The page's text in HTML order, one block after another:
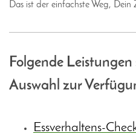
Das ist der einfachste Weg, Dein
Folgende
Auswahl zur
Essverhaltens-